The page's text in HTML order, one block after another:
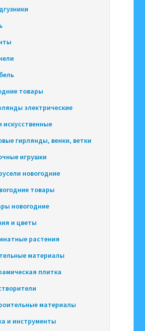
товары
электрические
искусственные
гирлянды, венки, ветки
игрушки
новогодние
товары
новогодние
и цветы
растения
материалы
плитка
материалы
и инструменты